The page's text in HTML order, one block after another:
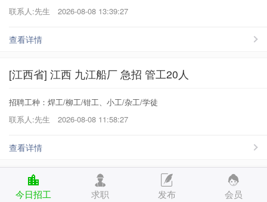
联系人:先生
2026-08-08 13:39:27
查看详情
[江西省] 江西 九江船厂 急招 管工20人
招聘工种：焊工/柳工/钳工、小工/杂工/学徒
联系人:先生
2026-08-08 11:58:27
查看详情
[江西省] 高薪诚聘 加入我们 佛山市纳极家具有限公
今日招工 求职 发布 会员